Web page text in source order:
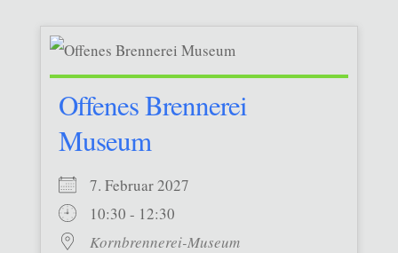
Offenes Brennerei
Museum
7. Februar 2027
10:30 - 12:30
Kornbrennerei-Museum